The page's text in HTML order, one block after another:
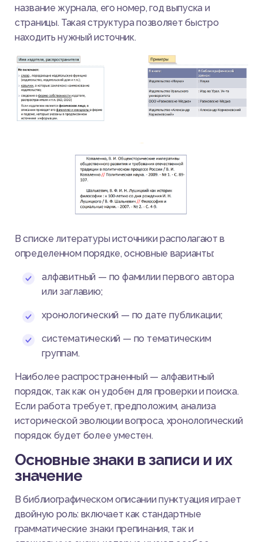
название журнала, его номер, год выпуска и
страницы. Такая структура позволяет быстро
находить нужный источник.
В списке литературы источники располагают в
определенном порядке, основные варианты:
алфавитный — по фамилии первого автора
или заглавию;
хронологический — по дате публикации;
систематический — по тематическим
группам.
Наиболее распространенный — алфавитный
порядок, так как он удобен для проверки и поиска.
Если работа требует, предположим, анализа
исторической эволюции вопроса, хронологический
порядок будет более уместен.
Основные знаки в записи и их
значение
В библиографическом описании пунктуация играет
двойную роль: включает как стандартные
грамматические знаки препинания, так и